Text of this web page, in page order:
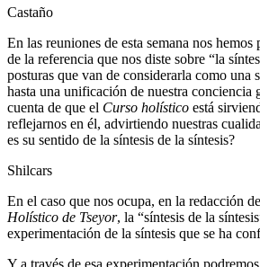
Castaño
En las reuniones de esta semana nos
de la referencia que nos diste sobre “la
posturas que van de considerarla como una
hasta una unificación de nuestra conciencia
cuenta de que el Curso holístico está
reflejarnos en él, advirtiendo nuestras
es su sentido de la síntesis de la síntesis?
Shilcars
En el caso que nos ocupa, en la redacción
Holístico de Tseyor, la “síntesis de la
experimentación de la síntesis que se ha
Y a través de esa experimentación